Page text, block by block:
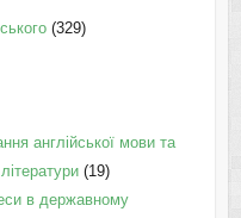
(329)
англійської мови та
літератури(19)
в державному